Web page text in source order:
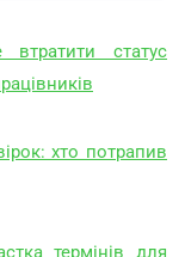
статус
хто потрапив
термінів для